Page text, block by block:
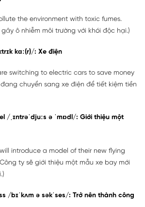
the environment with toxic fumes.
ô nhiễm môi trường với khói độc hại.)
kɑː(r)/: Xe điện
switching to electric cars to save money
chuyển sang xe điện để tiết kiệm tiền
/ˌɪntrəˈdjuːs ə ˈmɒdl/: Giới thiệu một
introduce a model of their new flying
ty sẽ giới thiệu một mẫu xe bay mới
/bɪˈkʌm ə səkˈses/: Trở nên thành công